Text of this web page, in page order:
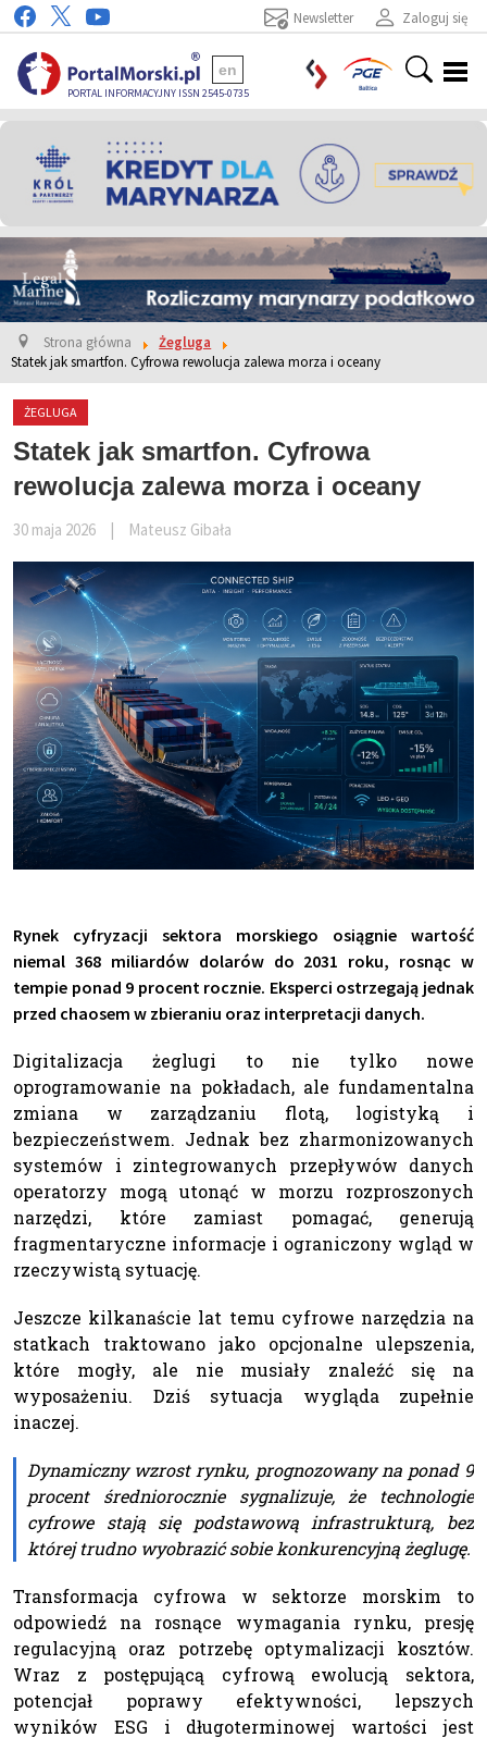
Zaloguj się
Newsletter
PORTAL INFORMACYJNY ISSN 2545-0735
en
Strona główna
Żegluga
Statek jak smartfon. Cyfrowa rewolucja zalewa morza i oceany
ŻEGLUGA
Statek jak smartfon. Cyfrowa
rewolucja zalewa morza i oceany
30 maja 2026 Mateusz Gibała
Rynek cyfryzacji sektora morskiego osiągnie wartość
niemal 368 miliardów dolarów do 2031 roku, rosnąc w
tempie ponad 9 procent rocznie. Eksperci ostrzegają jednak
przed chaosem w zbieraniu oraz interpretacji danych.
Digitalizacja żeglugi to nie tylko nowe
oprogramowanie na pokładach, ale fundamentalna
zmiana w zarządzaniu flotą, logistyką i
bezpieczeństwem. Jednak bez zharmonizowanych
systemów i zintegrowanych przepływów danych
operatorzy mogą utonąć w morzu rozproszonych
narzędzi, które zamiast pomagać, generują
fragmentaryczne informacje i ograniczony wgląd w
rzeczywistą sytuację.
Jeszcze kilkanaście lat temu cyfrowe narzędzia na
statkach traktowano jako opcjonalne ulepszenia,
które mogły, ale nie musiały znaleźć się na
wyposażeniu. Dziś sytuacja wygląda zupełnie
inaczej.
Dynamiczny wzrost rynku, prognozowany na ponad 9
procent średniorocznie sygnalizuje, że technologie
cyfrowe stają się podstawową infrastrukturą, bez
której trudno wyobrazić sobie konkurencyjną żeglugę.
Transformacja cyfrowa w sektorze morskim to
odpowiedź na rosnące wymagania rynku, presję
regulacyjną oraz potrzebę optymalizacji kosztów.
Wraz z postępującą cyfrową ewolucją sektora,
potencjał poprawy efektywności, lepszych
wyników ESG i długoterminowej wartości jest